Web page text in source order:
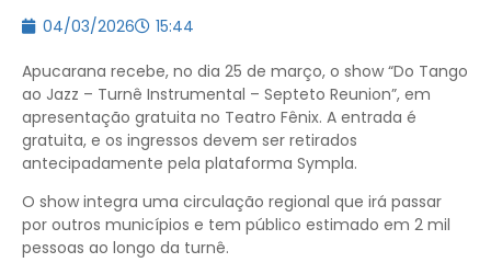
04/03/2026 15:44
Apucarana recebe, no dia 25 de março, o show “Do Tango
ao Jazz – Turnê Instrumental – Septeto Reunion”, em
apresentação gratuita no Teatro Fênix. A entrada é
gratuita, e os ingressos devem ser retirados
antecipadamente pela plataforma Sympla.
O show integra uma circulação regional que irá passar
por outros municípios e tem público estimado em 2 mil
pessoas ao longo da turnê.